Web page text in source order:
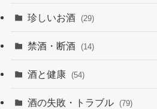
珍しいお酒 (29)
禁酒・断酒 (14)
酒と健康 (54)
酒の失敗・トラブル (79)